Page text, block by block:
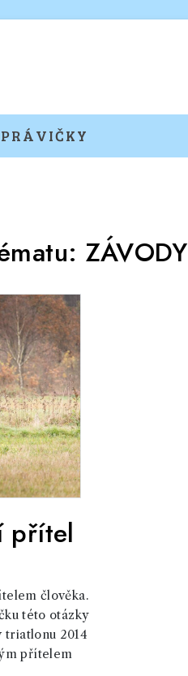
ZÁVODY
přítel
člověka.
této otázky
triatlonu 2014
přítelem